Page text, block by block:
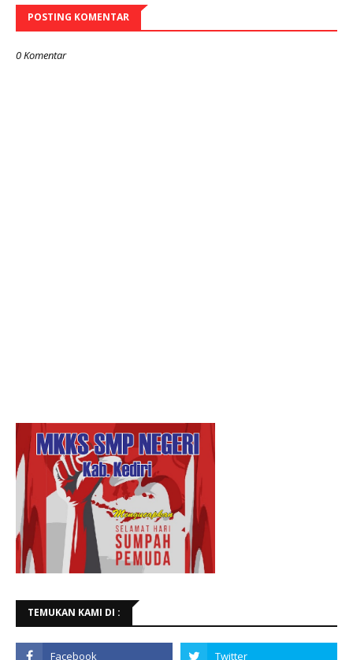
POSTING KOMENTAR
0 Komentar
TEMUKAN KAMI DI :